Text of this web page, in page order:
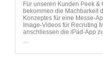
Für unseren Kunden Peek
bekommen die Machbarkeit
Konzeptes für eine Messe-
Image-Videos für Recruting
anschliessen die iPad-App